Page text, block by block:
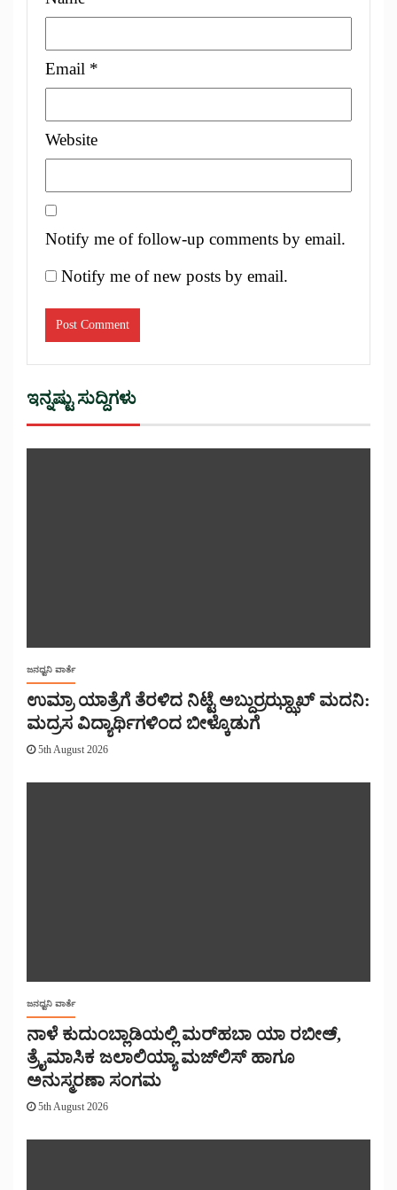
Email *
Website
Notify me of follow-up comments by email.
Notify me of new posts by email.
ಇನ್ನಷ್ಟು ಸುದ್ದಿಗಳು
ಜನಧ್ವನಿ ವಾರ್ತೆ
ಉಮ್ರಾ ಯಾತ್ರೆಗೆ ತೆರಳಿದ ನಿಟ್ಟೆ ಅಬ್ದುರ್ರಝ್ಝಾಖ್ ಮದನಿ:
ಮದ್ರಸ ವಿದ್ಯಾರ್ಥಿಗಳಿಂದ ಬೀಳ್ಕೊಡುಗೆ
5th August 2026
ಜನಧ್ವನಿ ವಾರ್ತೆ
ನಾಳೆ ಕುದುಂಬ್ಲಾಡಿಯಲ್ಲಿ ಮರ್‌‌ಹಬಾ ಯಾ ರಬೀಅ್,
ತ್ರೈಮಾಸಿಕ ಜಲಾಲಿಯ್ಯಾ ಮಜ್‌‌ಲಿಸ್‌‌ ಹಾಗೂ
ಅನುಸ್ಮರಣಾ ಸಂಗಮ
5th August 2026